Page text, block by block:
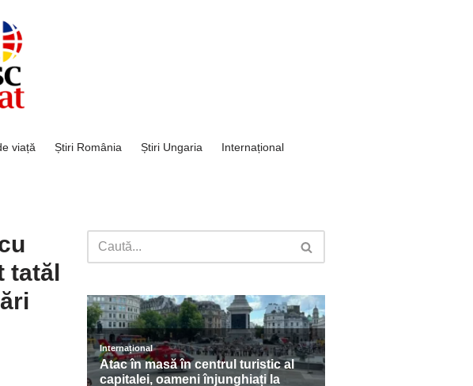
viață Știri România Știri Ungaria
Internațional
tatăl